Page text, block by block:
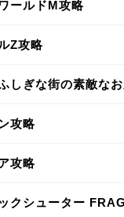
ールドM攻略
Z攻略
しぎな街の素敵な
攻略
攻略
クシューター